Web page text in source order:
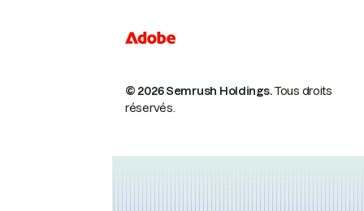
© 2026 Semrush Holdings.Tous droits
réservés.